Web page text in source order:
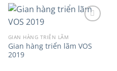
Add to
GIAN HÀNG TRIỂN LÃM
Gian hàng triển lãm VOS
2019